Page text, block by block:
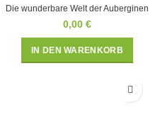
Die wunderbare Welt der Auberginen
0,00 €
IN DEN WARENKORB